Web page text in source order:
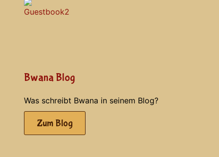
Bwana Blog
Was schreibt Bwana in seinem Blog?
Zum Blog